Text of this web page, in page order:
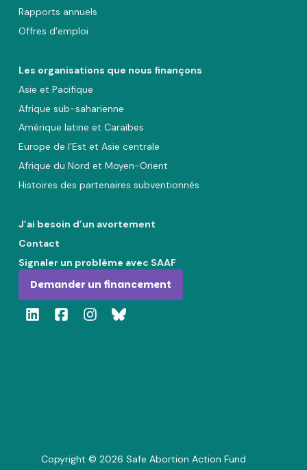
Rapports annuels
Offres d’emploi
Les organisations que nous finançons
Asie et Pacifique
Afrique sub-saharienne
Amérique latine et Caraïbes
Europe de l’Est et Asie centrale
Afrique du Nord et Moyen-Orient
Histoires des partenaires subventionnés
J’ai besoin d’un avortement
Contact
Signaler un problème avec SAAF
Demander un financement
Copyright ©2026 Safe Abortion Action Fund